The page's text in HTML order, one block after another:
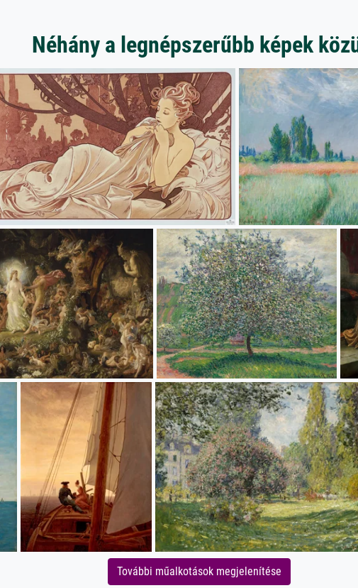
Néhány a legnépszerűbb képek
További műalkotások megjelenítése